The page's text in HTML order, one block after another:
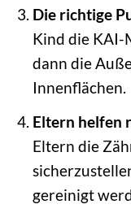
Die richtige
Kind die KAI-
dann die
Innenflächen.
Eltern helfen
Eltern die
gereinigt